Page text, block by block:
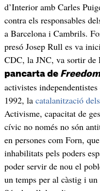
d’Interior amb Carles
contra els responsables
a Barcelona i Cambrils.
presó Josep Rull es va
CDC, la JNC, va sortir de
pancarta de
activistes
1992, la catalanització
Activisme, capacitat de
cívic no només no són
en persones com Forn,
inhabilitats pels poders
poder servir de nou el
un temps per al càstig i